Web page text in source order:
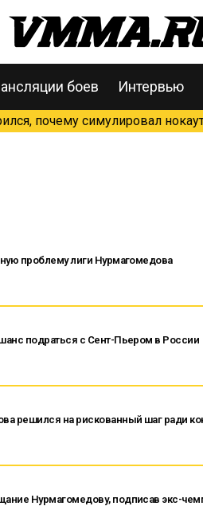
боев Интервью
почему симулировал
проблему лиги Нурмагомедова
подраться с Сент-Пьером в России
решился на рискованный шаг ради
Нурмагомедову, подписав экс-